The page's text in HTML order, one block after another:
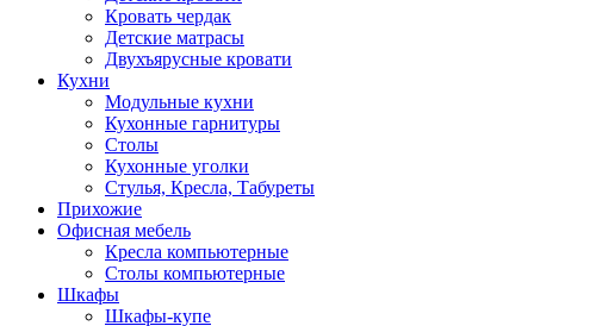
Кровать чердак
Детские матрасы
Двухъярусные кровати
Кухни
Модульные кухни
Кухонные гарнитуры
Столы
Кухонные уголки
Стулья, Кресла, Табуреты
Прихожие
Офисная мебель
Кресла компьютерные
Столы компьютерные
Шкафы
Шкафы-купе